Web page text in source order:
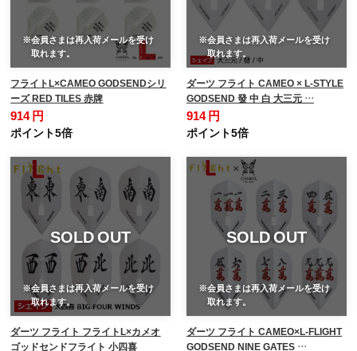
※会員さまは再入荷メールを受け
取れます。
フライトL×CAMEO GODSENDシリ
ーズ RED TILES 赤牌
914 円
ポイント5倍
※会員さまは再入荷メールを受け
取れます。
ダーツ フライト CAMEO × L-STYLE
GODSEND 發 中 白 大三元 …
914 円
ポイント5倍
SOLD OUT
※会員さまは再入荷メールを受け
取れます。
ダーツ フライト フライトL×カメオ
ゴッドセンドフライト 小四喜
SOLD OUT
※会員さまは再入荷メールを受け
取れます。
ダーツ フライト CAMEO×L-FLIGHT
GODSEND NINE GATES …